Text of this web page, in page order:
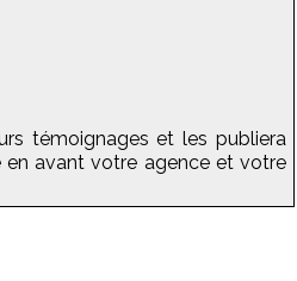
témoignages et les publiera
avant votre agence et votre